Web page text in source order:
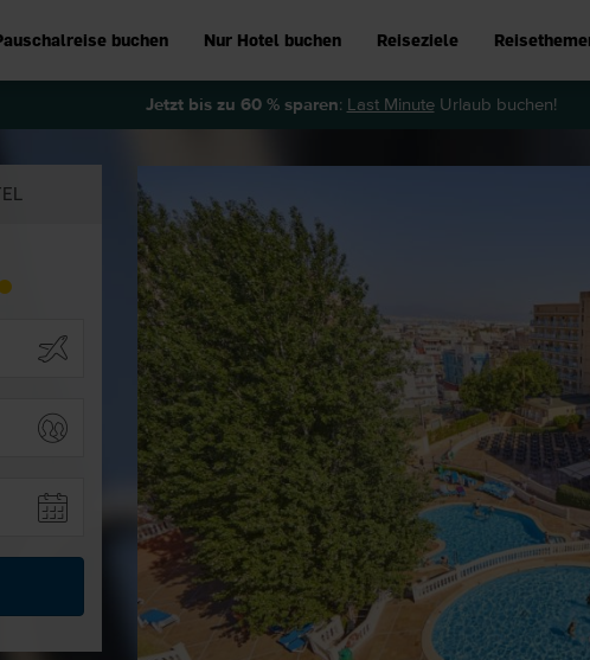
buchen Nur Hotel buchen Reiseziele
Jetzt bis zu 60 % sparen: Last MinuteUrlaub buchen!